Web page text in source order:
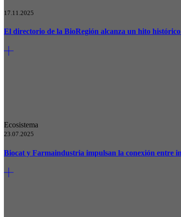
17.11.2025
El directorio de la BioRegión alcanza un hito
Ecosistema
23.07.2025
Biocat y Farmaindustria impulsan la conexión entre